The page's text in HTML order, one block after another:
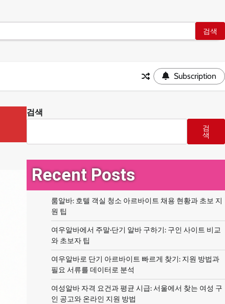
Subscription
검색
검
색
Recent Posts
룸알바: 호텔 객실 청소 아르바이트 채용 현황과 초보 지
원 팁
여우알바에서 주말·단기 알바 구하기: 구인 사이트 비교
와 초보자 팁
여우알바로 단기 아르바이트 빠르게 찾기: 지원 방법과
필요 서류를 데이터로 분석
여성알바 자격 요건과 평균 시급: 서울에서 찾는 여성 구
인 공고와 온라인 지원 방법